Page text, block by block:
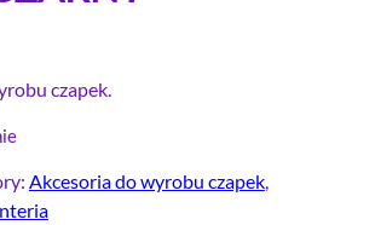
czapek.
Akcesoria do wyrobu czapek,